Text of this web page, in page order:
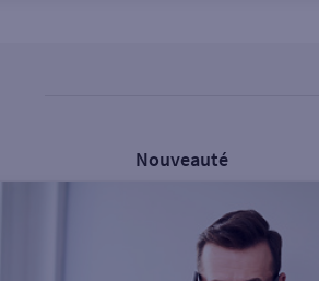
Nouveauté